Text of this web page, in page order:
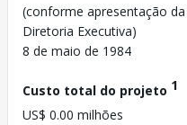
(conforme apresentação da
Diretoria Executiva)
8 de maio de 1984
Custo total do projeto 1
US$ 0.00 milhões